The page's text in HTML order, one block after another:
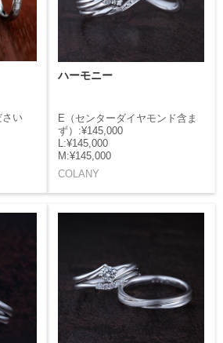
さい
ハーモニー
E（センターダイヤモンド含ま
ず）:¥145,000
L:¥145,000
M:¥145,000
COLANY